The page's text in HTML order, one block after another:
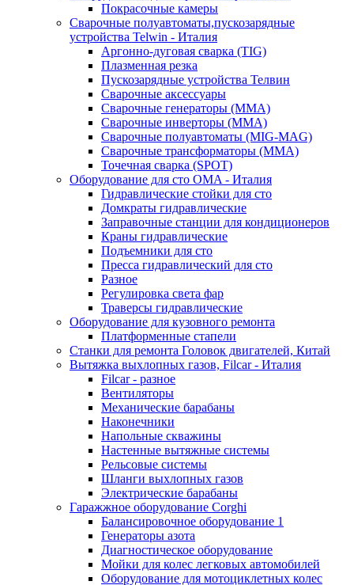
Покрасочные камеры
Сварочные полуавтоматы,пускозарядные
устройства Telwin - Италия
Аргонно-дуговая сварка (TIG)
Плазменная резка
Пускозарядные устройства Телвин
Сварочные аксессуары
Сварочные генераторы (MMA)
Сварочные инверторы (MMA)
Сварочные полуавтоматы (MIG-MAG)
Сварочные трансформаторы (MMA)
Точечная сварка (SPOT)
Оборудование для сто OMA - Италия
Гидравлические стойки для сто
Домкраты гидравлические
Заправочные станции для кондиционеров
Краны гидравлические
Подъемники для сто
Пресса гидравлический для сто
Разное
Регулировка света фар
Траверсы гидравлические
Оборудование для кузовного ремонта
Платформенные стапели
Станки для ремонта Головок двигателей, Китай
Вытяжка выхлопных газов, Filcar - Италия
Filcar - разное
Вентиляторы
Механические барабаны
Наконечники
Напольные скважины
Настенные вытяжные системы
Рельсовые системы
Шланги выхлопных газов
Электрические барабаны
Гаражжное оборудование Corghi
Балансировочное оборудование 1
Генераторы азота
Диагностическое оборудование
Мойки для колес легковых автомобилей
Оборудование для мотоциклетных колес